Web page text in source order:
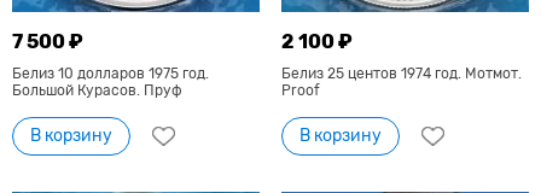
7 500 ₽
Белиз 10 долларов 1975 год.
Большой Курасов. Пруф
В корзину
2 100 ₽
Белиз 25 центов 1974 год. Мотмот.
Proof
В корзину